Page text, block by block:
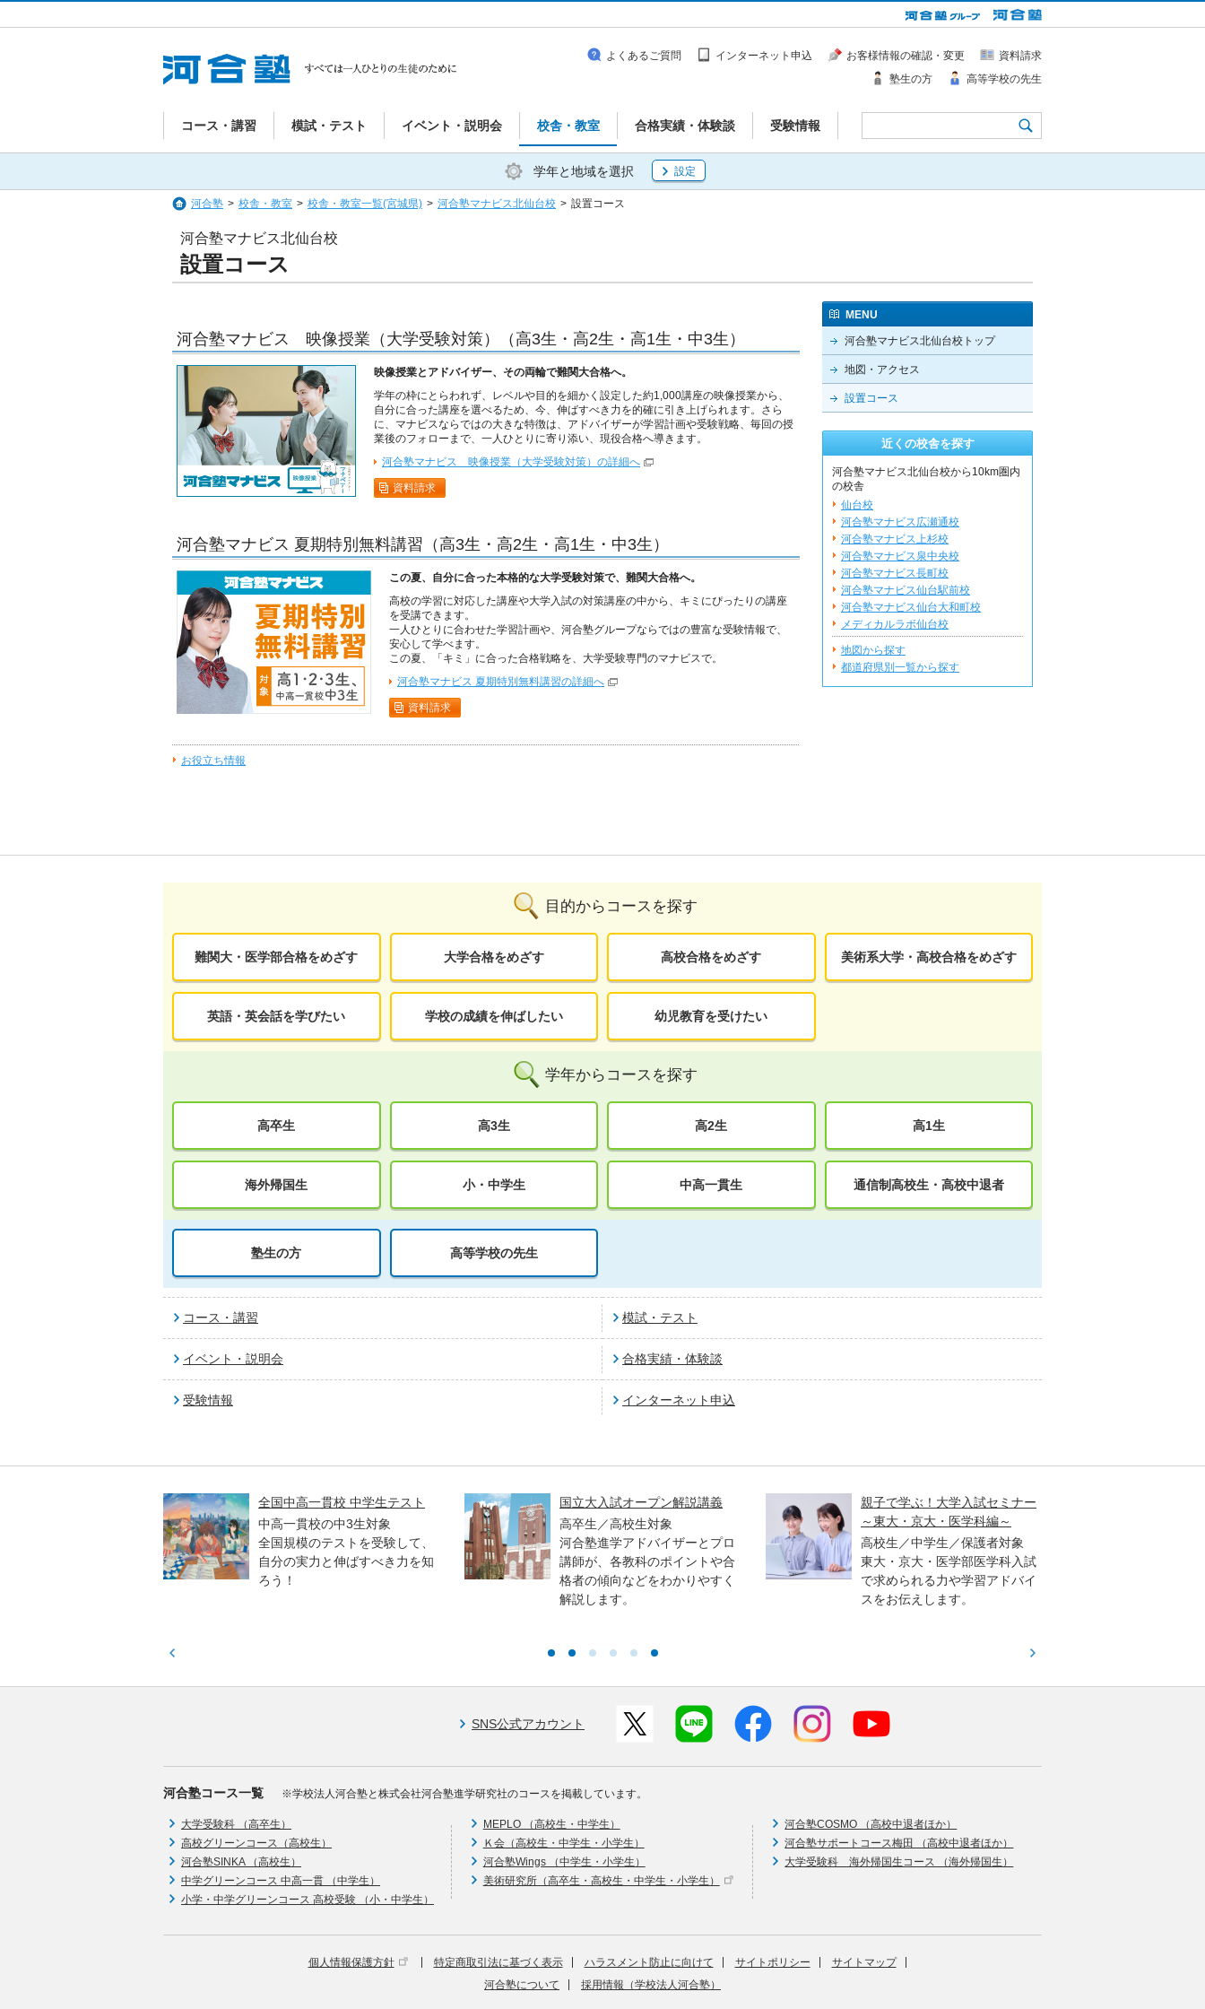
コース・講習 模試・テスト イベント・説明会 校舎・教室 合格実績・体験談 受験情報
よくあるご質問 インターネット申込 お客様情報の確認・変更
資料請求
塾生の方
高等学校の先生
学年と地域を選択 設定
河合塾 > 校舎・教室 > 校舎・教室一覧(宮城県) > 河合塾マナビス北仙台校 > 設置コース
設置コース
河合塾マナビス北仙台校
河合塾マナビス 映像授業（大学受験対策）（高3生・高2生・高1生・中3生）
映像授業とアドバイザー、その両輪で難関大合格へ。
学年の枠にとらわれず、レベルや目的を細かく設定した約1,000講座の映像授業から、
自分に合った講座を選べるため、今、伸ばすべき力を的確に引き上げられます。さら
に、マナビスならではの大きな特徴は、アドバイザーが学習計画や受験戦略、毎回の授
業後のフォローまで、一人ひとりに寄り添い、現役合格へ導きます。
河合塾マナビス 映像授業（大学受験対策）の詳細へ
資料請求
河合塾マナビス 夏期特別無料講習（高3生・高2生・高1生・中3生）
この夏、自分に合った本格的な大学受験対策で、難関大合格へ。
高校の学習に対応した講座や大学入試の対策講座の中から、キミにぴったりの講座
を受講できます。
一人ひとりに合わせた学習計画や、河合塾グループならではの豊富な受験情報で、
安心して学べます。
この夏、「キミ」に合った合格戦略を、大学受験専門のマナビスで。
河合塾マナビス 夏期特別無料講習の詳細へ
資料請求
お役立ち情報
MENU
河合塾マナビス北仙台校トップ
地図・アクセス
設置コース
近くの校舎を探す
河合塾マナビス北仙台校から10km圏内
の校舎
仙台校
河合塾マナビス広瀬通校
河合塾マナビス上杉校
河合塾マナビス泉中央校
河合塾マナビス長町校
河合塾マナビス仙台駅前校
河合塾マナビス仙台大和町校
メディカルラボ仙台校
地図から探す
都道府県別一覧から探す
目的からコースを探す
難関大・医学部合格をめざす 大学合格をめざす 高校合格をめざす 美術系大学・高校合格をめざす
英語・英会話を学びたい 学校の成績を伸ばしたい 幼児教育を受けたい
学年からコースを探す
高卒生 高3生 高2生 高1生
海外帰国生 小・中学生 中高一貫生 通信制高校生・高校中退者
塾生の方 高等学校の先生
コース・講習 模試・テスト
イベント・説明会 合格実績・体験談
受験情報 インターネット申込
全国中高一貫校 中学生テスト
中高一貫校の中3生対象
全国規模のテストを受験して、
自分の実力と伸ばすべき力を知
ろう！
国立大入試オープン解説講義
高卒生／高校生対象
河合塾進学アドバイザーとプロ
講師が、各教科のポイントや合
格者の傾向などをわかりやすく
解説します。
親子で学ぶ！大学入試セミナー
～東大・京大・医学科編～
高校生／中学生／保護者対象
東大・京大・医学部医学科入試
で求められる力や学習アドバイ
スをお伝えします。
SNS公式アカウント
河合塾コース一覧 ※学校法人河合塾と株式会社河合塾進学研究社のコースを掲載しています。
大学受験科 （高卒生）
高校グリーンコース（高校生）
河合塾SINKA （高校生）
中学グリーンコース 中高一貫 （中学生）
小学・中学グリーンコース 高校受験 （小・中学生）
MEPLO （高校生・中学生）
Ｋ会（高校生・中学生・小学生）
河合塾Wings （中学生・小学生）
美術研究所（高卒生・高校生・中学生・小学生）
河合塾COSMO （高校中退者ほか）
河合塾サポートコース梅田 （高校中退者ほか）
大学受験科 海外帰国生コース （海外帰国生）
個人情報保護方針 特定商取引法に基づく表示 ハラスメント防止に向けて サイトポリシー
サイトマップ
河合塾について
採用情報（学校法人河合塾）